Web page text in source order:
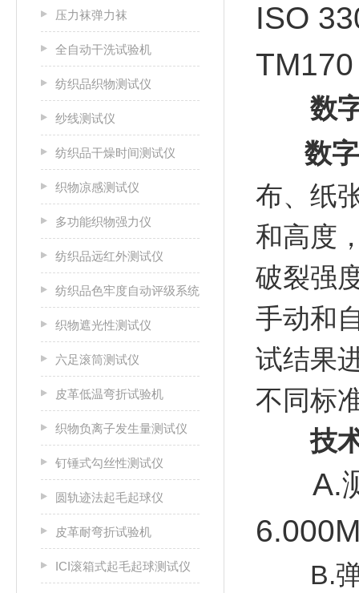
压力袜弹力袜
全自动干洗试验机
纺织品织物测试仪
纱线测试仪
纺织品干燥时间测试仪
织物凉感测试仪
多功能织物强力仪
纺织品远红外测试仪
纺织品色牢度自动评级系统
织物遮光性测试仪
六足滚筒测试仪
皮革低温弯折试验机
织物负离子发生量测试仪
钉锤式勾丝性测试仪
圆轨迹法起毛起球仪
皮革耐弯折试验机
ICI滚箱式起毛起球测试仪
ISO
数
数
布、纸
和高度
破裂强
手动和
试结果
不同标
技术
A.
B.弹